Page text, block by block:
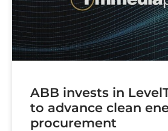
ABB invests in
to advance clean
procurement